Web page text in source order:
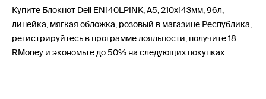
Купите Блокнот Deli EN140LPINK, A5, 210х143мм, 96л,
линейка, мягкая обложка, розовый в магазине Республика,
регистрируйтесь в программе лояльности, получите 18
RMoney и экономьте до 50% на следующих покупках